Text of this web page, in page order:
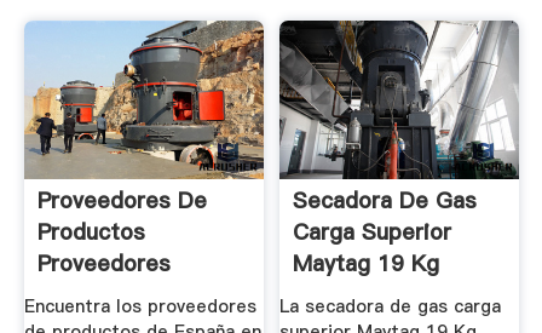
Proveedores De
Productos
Proveedores
Encuentra los proveedores
Secadora De Gas
Carga Superior
Maytag 19 Kg
Blanca ...
La secadora de gas carga